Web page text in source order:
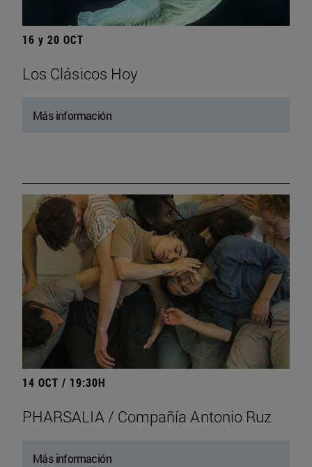
16 y 20 OCT
Los Clásicos Hoy
Más información
14 OCT / 19:30H
PHARSALIA / Compañía Antonio Ruz
Más información